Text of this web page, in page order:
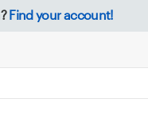
Find your account!